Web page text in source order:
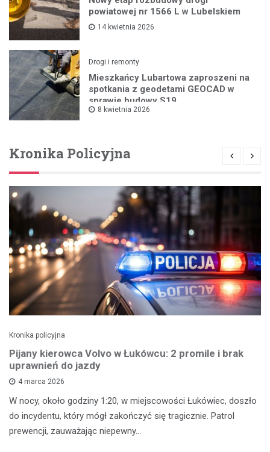
powiatowej nr 1566 L w Lubelskiem
14 kwietnia 2026
Drogi i remonty
Mieszkańcy Lubartowa zaproszeni na
spotkania z geodetami GEOCAD w
sprawie budowy S19
8 kwietnia 2026
Kronika Policyjna
Kronika policyjna
Pijany kierowca Volvo w Łukówcu: 2 promile i brak
uprawnień do jazdy
4 marca 2026
W nocy, około godziny 1:20, w miejscowości Łukówiec, doszło
do incydentu, który mógł zakończyć się tragicznie. Patrol
prewencji, zauważając niepewny…